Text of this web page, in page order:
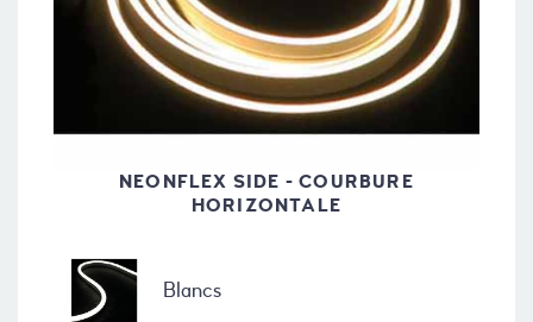
NEONFLEX SIDE - COURBURE
HORIZONTALE
Blancs